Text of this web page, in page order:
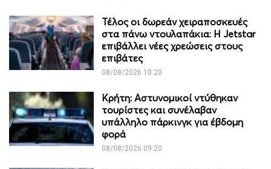
Τέλος οι δωρεάν χειραποσκευές
στα πάνω ντουλαπάκια: Η Jetstar
επιβάλλει νέες χρεώσεις στους
επιβάτες
08/08/2026 10:20
Κρήτη: Αστυνομικοί ντύθηκαν
τουρίστες και συνέλαβαν
υπάλληλο πάρκινγκ για έβδομη
φορά
08/08/2026 09:20